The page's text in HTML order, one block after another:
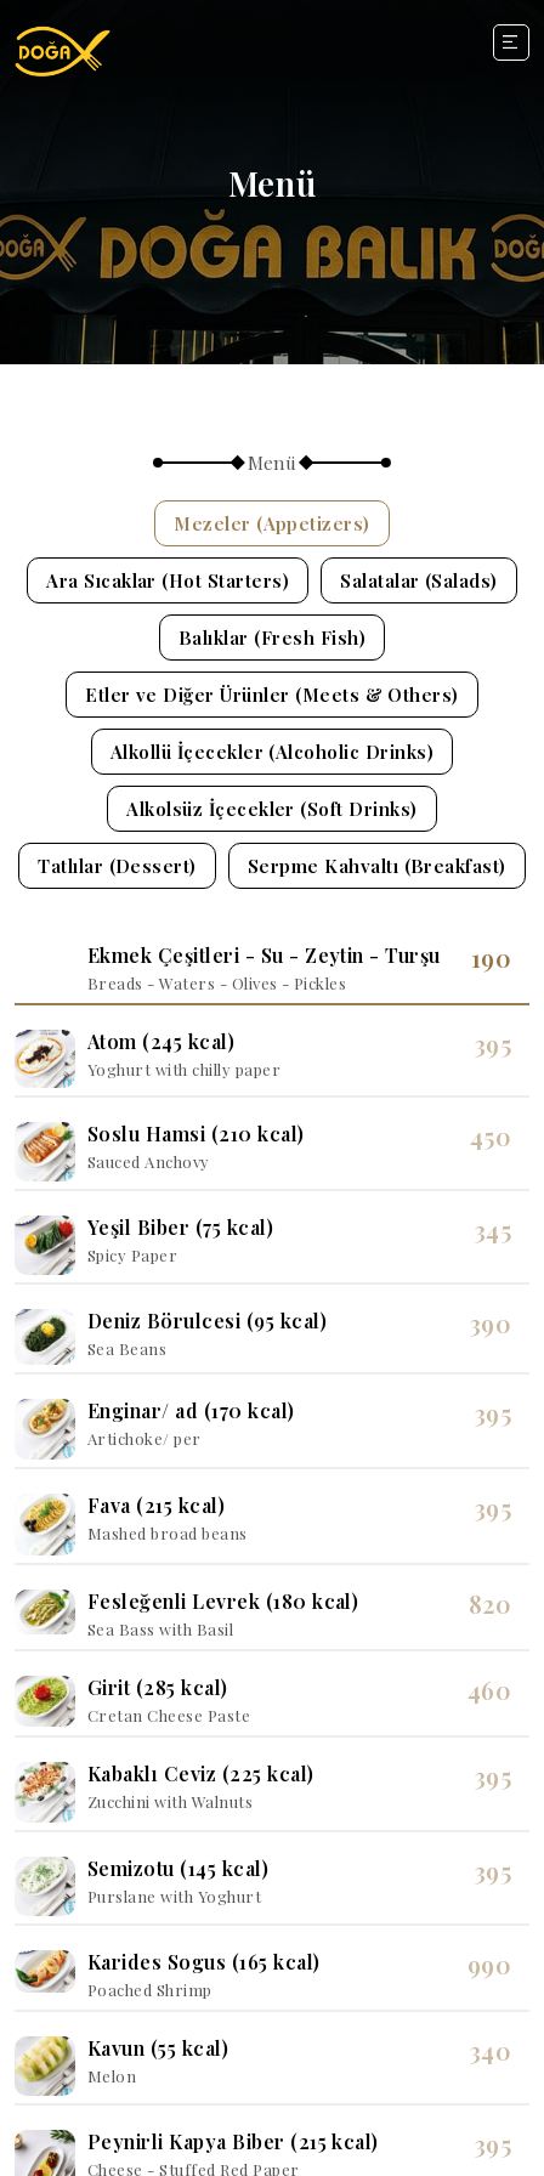
Menü
Menü
Mezeler (Appetizers)
Ara Sıcaklar (Hot Starters) Salatalar (Salads)
Balıklar (Fresh Fish)
Etler ve Diğer Ürünler (Meets & Others)
Alkollü İçecekler (Alcoholic Drinks)
Alkolsüz İçecekler (Soft Drinks)
Tatlılar (Dessert) Serpme Kahvaltı (Breakfast)
Ekmek Çeşitleri - Su - Zeytin - Turşu
Breads - Waters - Olives - Pickles
190
Atom (245 kcal)
Yoghurt with chilly paper
395
Soslu Hamsi (210 kcal)
Sauced Anchovy
450
Yeşil Biber (75 kcal)
Spicy Paper
345
Deniz Börulcesi (95 kcal)
Sea Beans
390
Enginar/ ad (170 kcal)
Artichoke/ per
395
Fava (215 kcal)
Mashed broad beans
395
Fesleğenli Levrek (180 kcal)
Sea Bass with Basil
820
Girit (285 kcal)
Cretan Cheese Paste
460
Kabaklı Ceviz (225 kcal)
Zucchini with Walnuts
395
Semizotu (145 kcal)
Purslane with Yoghurt
395
Karides Sogus (165 kcal)
Poached Shrimp
990
Kavun (55 kcal)
Melon
340
Peynirli Kapya Biber (215 kcal)
Cheese - Stuffed Red Paper
395